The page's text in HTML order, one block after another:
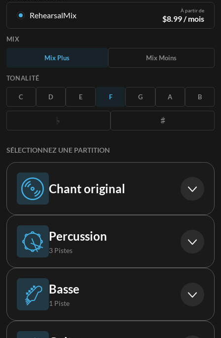
RehearsalMix À partir de
$8.99/ mois
Disponible dans les 12 tonalités avec des Mix Plus et Moins
pour chaque partition et le chant original.
S'ABONNER
MIX
Mix Plus Mix Moins
TONALITÉ
C D E F G A B
SÉLECTIONNEZ UNE PARTITION
Chant original
Chant original
Percussion
3 Pistes
Batterie
Percussions
Basse
1 Piste
Basse